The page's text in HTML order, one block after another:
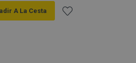
A La Cesta